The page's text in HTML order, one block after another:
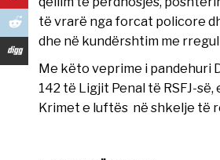
të vrarë nga forcat policore
dhe në kundërshtim me
Me këto veprime i pandehuri
142 të Ligjit Penal të RSFJ-
Krimet e luftës në shkelje të